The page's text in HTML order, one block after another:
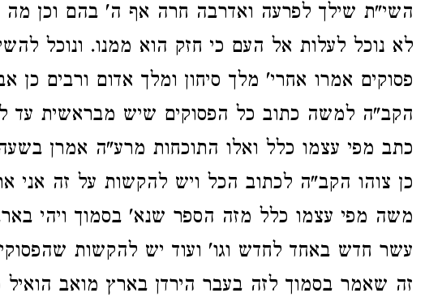
השי"ת שילך לפרעה ואדרבה חרה אף ה' בהם וכן מה
לא נוכל לעלות אל העם כי חזק הוא ממנו. ונוכל
פסוקים אמרו אחרי' מלך סיחון ומלך אדום ורבים כן
הקב"ה למשה כתוב כל הפסוקים שיש מבראשית עד
כתב מפי עצמו כלל ואלו התוכחות מרע"ה אמרן
כן צוהו הקב"ה לכתוב הכל ויש להקשות על זה
משה מפי עצמו כלל מזה הספר שנא' בסמוך ויהי
עשר חדש באחד לחדש וגו' ועוד יש להקשות
זה שאמר בסמוך לזה בעבר הירדן בארץ מואב הואיל